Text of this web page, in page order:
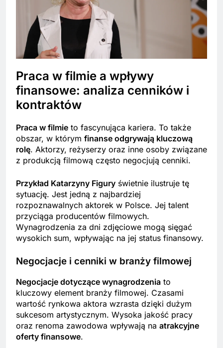
Praca w filmie a wpływy
finansowe: analiza cenników i
kontraktów
Praca w filmie to fascynująca kariera. To także
obszar, w którym finanse odgrywają kluczową
rolę. Aktorzy, reżyserzy oraz inne osoby związane
z produkcją filmową często negocjują cenniki.
Przykład Katarzyny Figury świetnie ilustruje tę
sytuację. Jest jedną z najbardziej
rozpoznawalnych aktorek w Polsce. Jej talent
przyciąga producentów filmowych.
Wynagrodzenia za dni zdjęciowe mogą sięgać
wysokich sum, wpływając na jej status finansowy.
Negocjacje i cenniki w branży filmowej
Negocjacje dotyczące wynagrodzenia to
kluczowy element branży filmowej. Czasami
wartość rynkowa aktora wzrasta dzięki dużym
sukcesom artystycznym. Wysoka jakość pracy
oraz renoma zawodowa wpływają na atrakcyjne
oferty finansowe.